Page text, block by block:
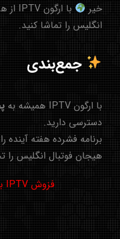
خیر
با ارگون IPTV از هر نقطه دنیا به راحتی
انگلیس را تماشا کنید.
جمع‌بندی
با ارگون IPTV همیشه به
دسترسی دارید.
هیجان فوتبال انگلیس را
فزوش IPTV برای لیگ برتر انگلیس